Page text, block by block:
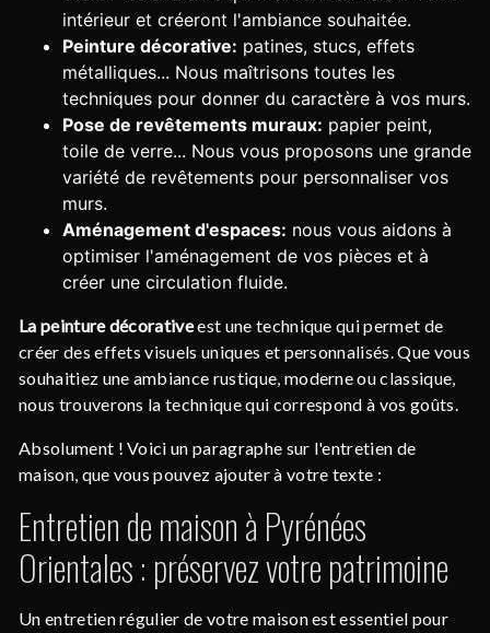
intérieur et créeront l'ambiance souhaitée.
Peinture décorative: patines, stucs, effets
métalliques... Nous maîtrisons toutes les
techniques pour donner du caractère à vos murs.
Pose de revêtements muraux: papier peint,
toile de verre... Nous vous proposons une grande
variété de revêtements pour personnaliser vos
murs.
Aménagement d'espaces: nous vous aidons à
optimiser l'aménagement de vos pièces et à
créer une circulation fluide.
La peinture décorativeest une technique qui permet de
créer des effets visuels uniques et personnalisés. Que vous
souhaitiez une ambiance rustique, moderne ou classique,
nous trouverons la technique qui correspond à vos goûts.
Absolument ! Voici un paragraphe sur l'entretien de
maison, que vous pouvez ajouter à votre texte :
Entretien de maison à Pyrénées
Orientales : préservez votre patrimoine
Un entretien régulier de votre maison est essentiel pour